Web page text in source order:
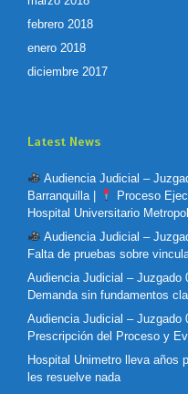
febrero 2018
enero 2018
diciembre 2017
Latest News
Audiencia Judicial –
Barranquilla |
Proceso
Hospital Universitario
Audiencia Judicial –
Falta de pruebas sobre
Audiencia Judicial – Juzgado
Demanda sin fundamentos
Audiencia Judicial – Juzgado
Prescripción del Proceso y
Hospital Unimetro lleva años
les resuelve nada